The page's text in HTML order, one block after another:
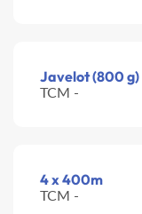
Javelot (800 g)
TCM -
4 x 400m
TCM -